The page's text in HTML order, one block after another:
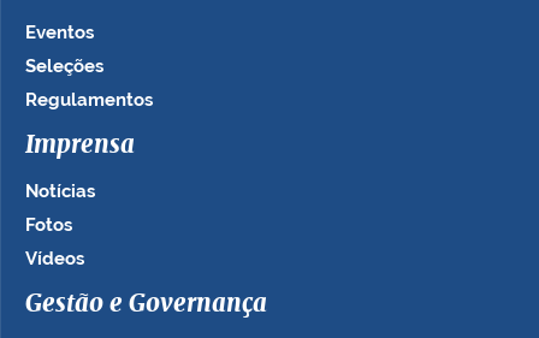
Eventos
Seleções
Regulamentos
Imprensa
Notícias
Fotos
Vídeos
Gestão e Governança